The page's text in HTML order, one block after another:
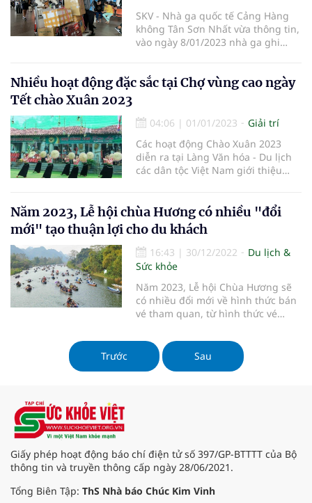
SKV - Nhà ga quốc tế Cảng Hàng
không Tân Sơn Nhất vừa thông tin,
vào ngày 8/01/2023 nhà ga ghi
Nhiều hoạt động đặc sắc tại Chợ vùng cao ngày
Tết chào Xuân 2023
04:06 | 01/01/2023
Giải trí
Các hoạt động Chào Xuân 2023
diễn ra tại Làng Văn hóa - Du lịch
các dân tộc Việt Nam giới thiệu
tục tập quán của đồng bào các dân
Năm 2023, Lễ hội chùa Hương có nhiều "đổi
mới" tạo thuận lợi cho du khách
16:43 | 30/12/2022
Du lịch &
Sức khỏe
Năm 2023, Lễ hội Chùa Hương sẽ
có nhiều đổi mới về hình thức bán
vé tham quan, từ hình thức vé
tử, thí điểm mô hình chạy xe điện
tại các điểm bến xe … nhằm đáp
ứng được nhu cầu tham quan,
Trước Sau
Giấy phép hoạt động báo chí điện tử số 397/GP-BTTTT của Bộ
thông tin và truyền thông cấp ngày 28/06/2021.
Tổng Biên Tập: ThS Nhà báo Chúc Kim Vinh